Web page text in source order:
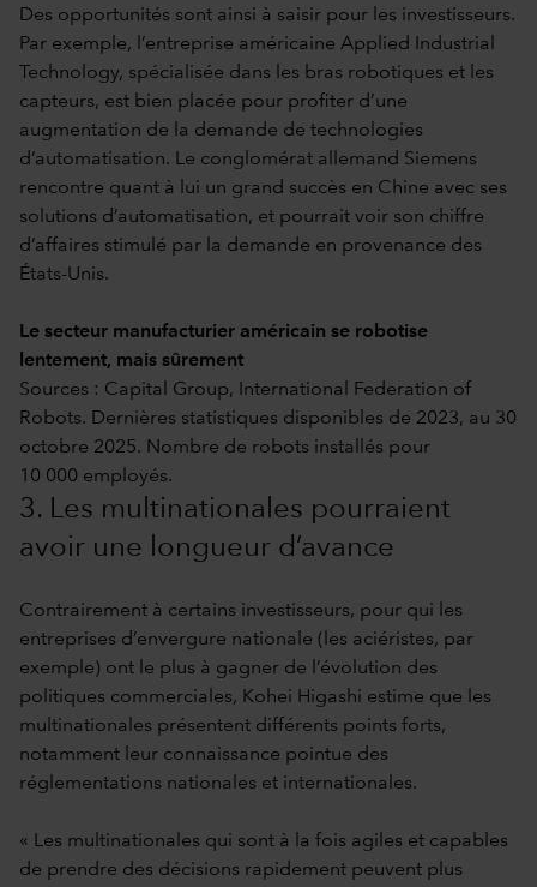
Des opportunités sont ainsi à saisir pour les investisseurs.
Par exemple, l’entreprise américaine Applied Industrial
Technology, spécialisée dans les bras robotiques et les
capteurs, est bien placée pour profiter d’une
augmentation de la demande de technologies
d’automatisation. Le conglomérat allemand Siemens
rencontre quant à lui un grand succès en Chine avec ses
solutions d’automatisation, et pourrait voir son chiffre
d’affaires stimulé par la demande en provenance des
États-Unis.
Le secteur manufacturier américain se robotise
lentement, mais sûrement
Sources : Capital Group, International Federation of
Robots. Dernières statistiques disponibles de 2023, au 30
octobre 2025. Nombre de robots installés pour
10 000 employés.
3. Les multinationales pourraient
avoir une longueur d’avance
Contrairement à certains investisseurs, pour qui les
entreprises d’envergure nationale (les aciéristes, par
exemple) ont le plus à gagner de l’évolution des
politiques commerciales, Kohei Higashi estime que les
multinationales présentent différents points forts,
notamment leur connaissance pointue des
réglementations nationales et internationales.
« Les multinationales qui sont à la fois agiles et capables
de prendre des décisions rapidement peuvent plus